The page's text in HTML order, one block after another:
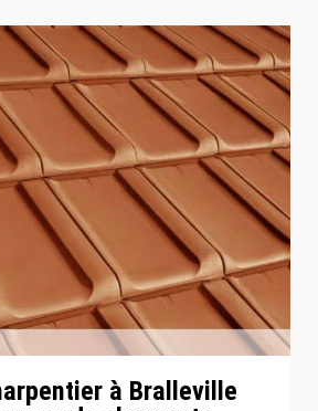
à Bralleville